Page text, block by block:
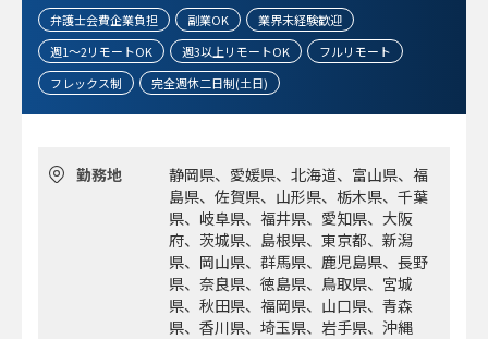
弁護士会費企業負担 副業OK
業界未経験歓迎
週1～2リモートOK
週3以上リモートOK
フルリモート
フレックス制
完全週休二日制(土日)
勤務地
静岡県、愛媛県、北海道、富山県、福
島県、佐賀県、山形県、栃木県、千葉
県、岐阜県、福井県、愛知県、大阪
府、茨城県、島根県、東京都、新潟
県、岡山県、群馬県、鹿児島県、長野
県、奈良県、徳島県、鳥取県、宮城
県、秋田県、福岡県、山口県、青森
県、香川県、埼玉県、岩手県、沖縄